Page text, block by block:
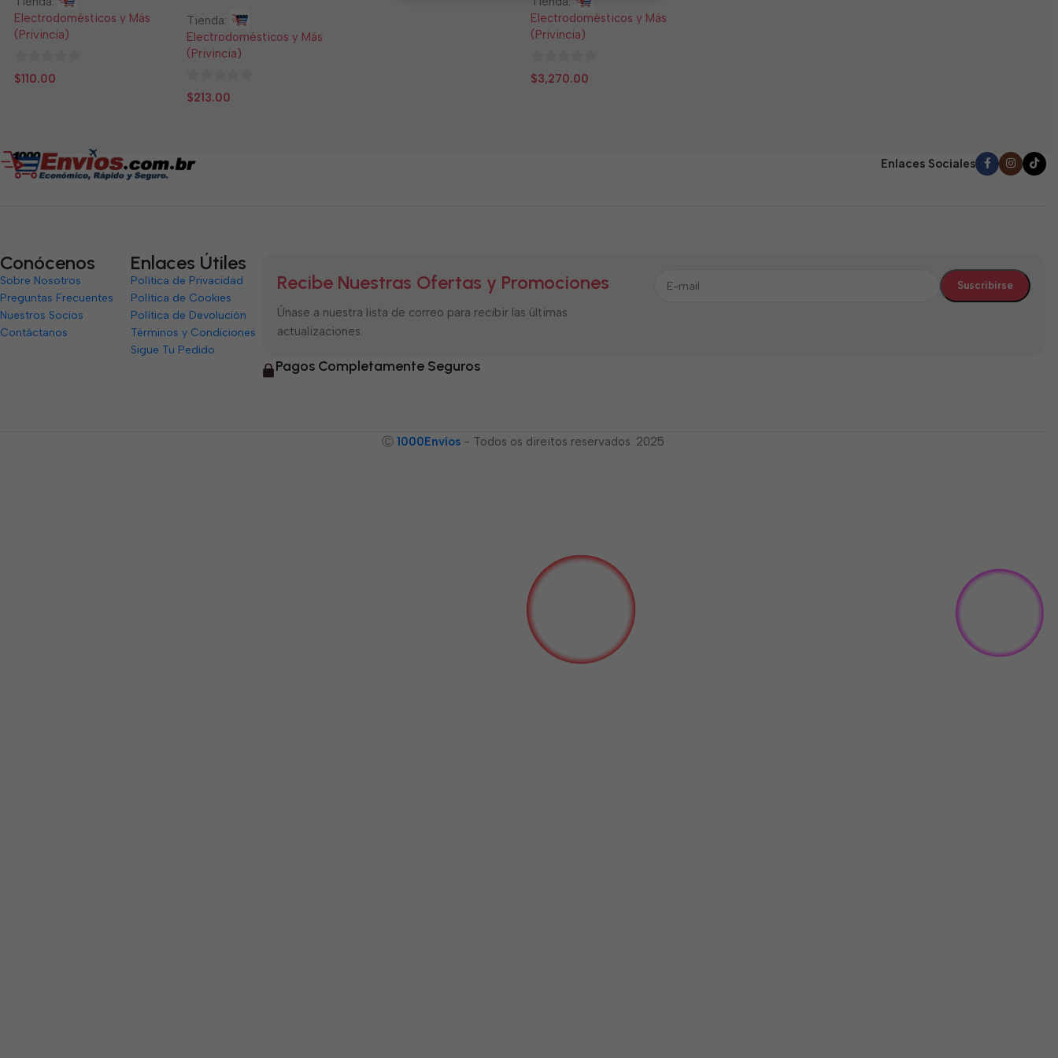
Electrodomésticos y Más
(Privincia)
0
$110.00
Tienda:
Electrodomésticos y Más
(Privincia)
0
$213.00
Electrodomésticos y Más
(Privincia)
0
$3,270.00
Enlaces Sociales
Conócenos
Sobre Nosotros
Preguntas Frecuentes
Nuestros Socios
Contáctanos
Enlaces Útiles
Política de Privacidad
Política de Cookies
Política de Devolución
Términos y Condiciones
Sigue Tu Pedido
Recibe Nuestras Ofertas y Promociones
Únase a nuestra lista de correo para recibir las últimas
actualizaciones.
Pagos Completamente Seguros
Ⓒ 1000Envíos - Todos os direitos reservados. 2025